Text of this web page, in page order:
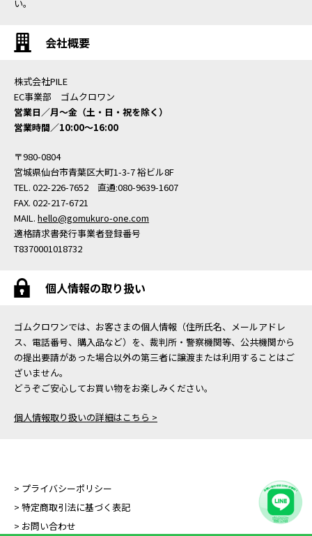
い。
会社概要
株式会社PILE
EC事業部 ゴムクロワン
営業日／月〜金（土・日・祝を除く）
営業時間／10:00〜16:00
〒980-0804
宮城県仙台市青葉区大町1-3-7 裕ビル8F
TEL. 022-226-7652 直通:080-9639-1607
FAX. 022-217-6721
MAIL. hello@gomukuro-one.com
適格請求書発行事業者登録番号
T8370001018732
個人情報の取り扱い
ゴムクロワンでは、お客さまの個人情報（住所氏名、メールアドレ
ス、電話番号、購入品など）を、裁判所・警察機関等、公共機関から
の提出要請があった場合以外の第三者に譲渡または利用することはご
ざいません。
どうぞご安心してお買い物をお楽しみください。
個人情報取り扱いの詳細はこちら >
> プライバシーポリシー
> 特定商取引法に基づく表記
> お問い合わせ